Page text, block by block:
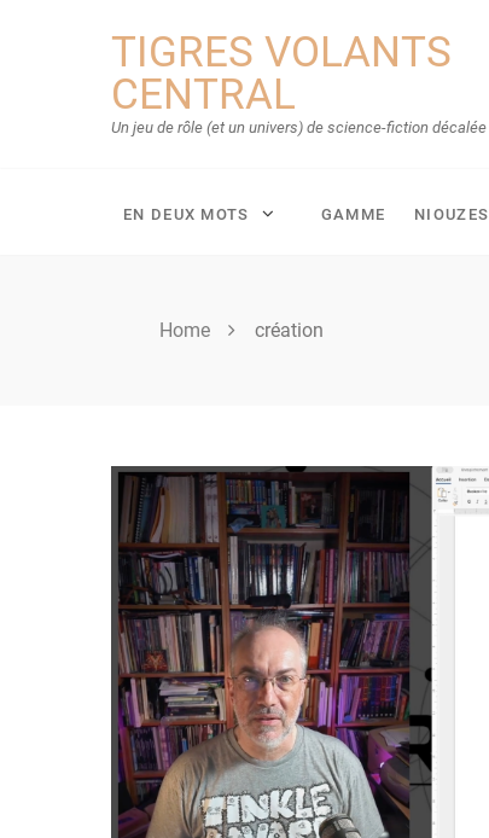
TIGRES VOLANTS
CENTRAL
Un jeu de rôle (et un univers) de science-fiction décalée
EN DEUX MOTS GAMME NIOUZES
Home création